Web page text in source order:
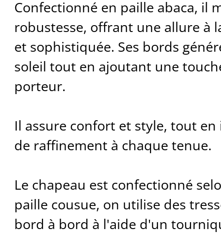
Confectionné en paille abaca, il
robustesse, offrant une allure à
et sophistiquée. Ses bords
soleil tout en ajoutant une
porteur.
Il assure confort et style, tout
de raffinement à chaque tenue.
Le chapeau est confectionné
paille cousue, on utilise des
bord à bord à l'aide d'un